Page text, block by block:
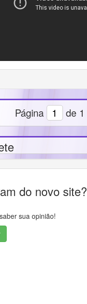
Página de 1
do novo site?
sua opinião!